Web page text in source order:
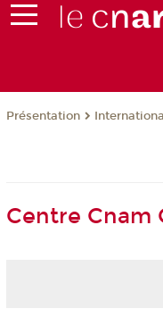
Présentation
Centre Cnam